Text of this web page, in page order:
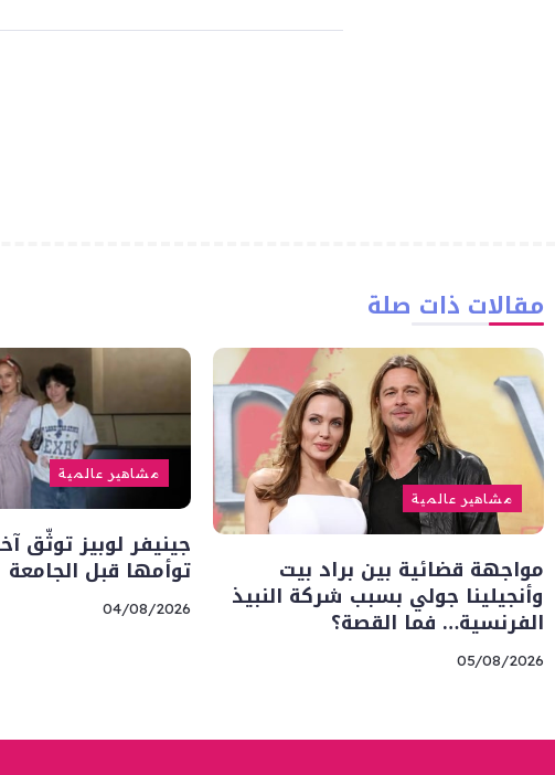
مقالات ذات صلة
مشاهير عالمية
مواجهة قضائية بين براد بيت
وأنجيلينا جولي بسبب شركة النبيذ
الفرنسية… فما القصة؟
05/08/2026
مشاهير عالمية
جينيفر لوبيز توثّق
توأمها قبل الجامعة
04/08/2026